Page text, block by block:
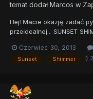
temat dodałMarcos w
Hej! Macie okazję zadać
przeidealnej... SUNSET
Czerwiec 30, 2013
Sunset Shimmer (i